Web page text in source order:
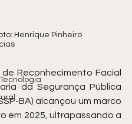
Henrique Pinheiro
Reconhecimento Facial
da Segurança Pública
BA) alcançou um marco
em 2025, ultrapassando a